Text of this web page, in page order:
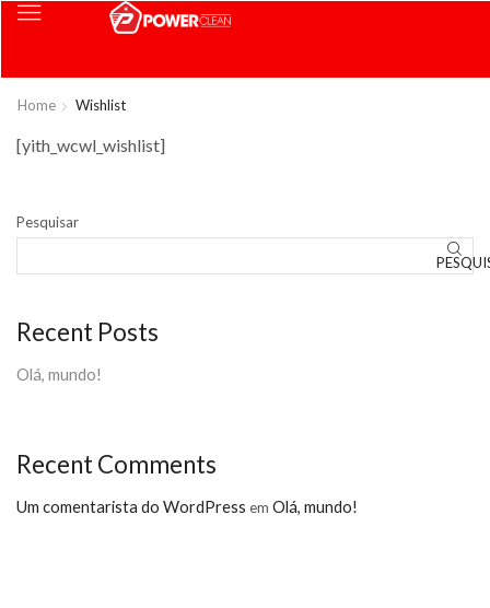
Home Wishlist
[yith_wcwl_wishlist]
Pesquisar
Recent Posts
Olá, mundo!
Recent Comments
Um comentarista do WordPress em Olá, mundo!